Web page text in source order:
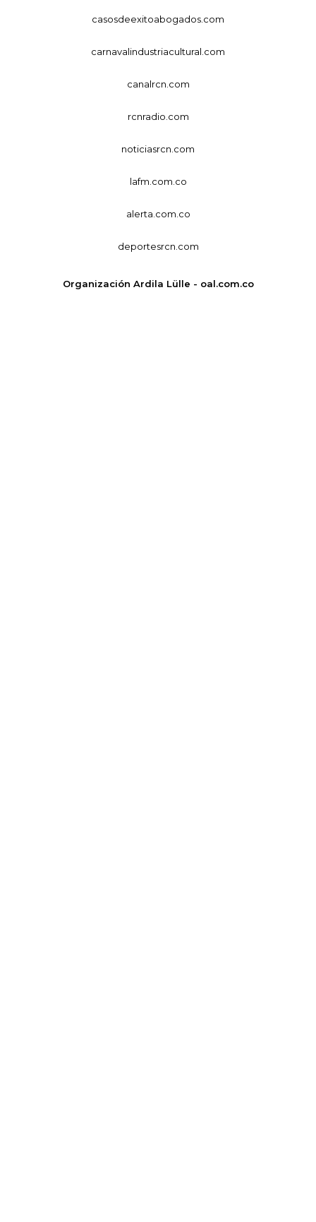
casosdeexitoabogados.com
carnavalindustriacultural.com
canalrcn.com
rcnradio.com
noticiasrcn.com
lafm.com.co
alerta.com.co
deportesrcn.com
Organización Ardila Lülle - oal.com.co